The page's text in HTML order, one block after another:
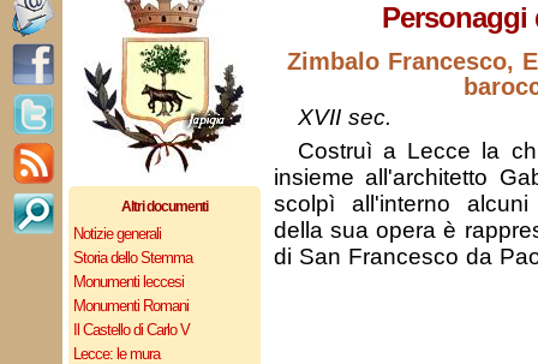
Altri documenti
Notizie generali
Storia dello Stemma
Monumenti leccesi
Monumenti Romani
Il Castello di Carlo V
Lecce: le mura
Personaggi
Zimbalo Francesco,
XVII sec.
Costruì a Lecce la
insieme all'architetto
scolpì all'interno
della sua opera è
di San Francesco da